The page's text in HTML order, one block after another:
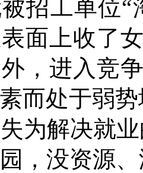
招工单位
面上收了
，进入竞
而处于弱
为解决就业
，没资源